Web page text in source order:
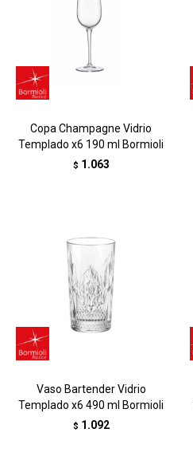
Copa Champagne Vidrio
Templado x6 190 ml Bormioli
$ 1.063
Vaso Bartender Vidrio
Templado x6 490 ml Bormioli
$ 1.092